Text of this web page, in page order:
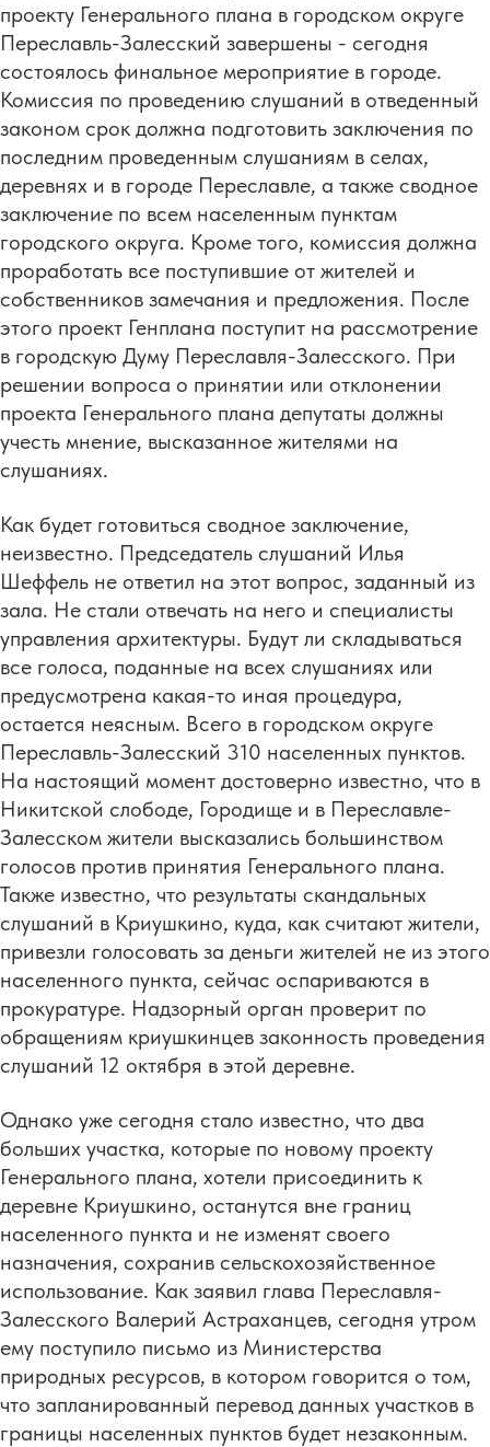
проекту Генерального плана в городском округе
Переславль-Залесский завершены - сегодня
состоялось финальное мероприятие в городе.
Комиссия по проведению слушаний в отведенный
законом срок должна подготовить заключения по
последним проведенным слушаниям в селах,
деревнях и в городе Переславле, а также сводное
заключение по всем населенным пунктам
городского округа. Кроме того, комиссия должна
проработать все поступившие от жителей и
собственников замечания и предложения. После
этого проект Генплана поступит на рассмотрение
в городскую Думу Переславля-Залесского. При
решении вопроса о принятии или отклонении
проекта Генерального плана депутаты должны
учесть мнение, высказанное жителями на
слушаниях.
Как будет готовиться сводное заключение,
неизвестно. Председатель слушаний Илья
Шеффель не ответил на этот вопрос, заданный из
зала. Не стали отвечать на него и специалисты
управления архитектуры. Будут ли складываться
все голоса, поданные на всех слушаниях или
предусмотрена какая-то иная процедура,
остается неясным. Всего в городском округе
Переславль-Залесский 310 населенных пунктов.
На настоящий момент достоверно известно, что в
Никитской слободе, Городище и в Переславле-
Залесском жители высказались большинством
голосов против принятия Генерального плана.
Также известно, что результаты скандальных
слушаний в Криушкино, куда, как считают жители,
привезли голосовать за деньги жителей не из этого
населенного пункта, сейчас оспариваются в
прокуратуре. Надзорный орган проверит по
обращениям криушкинцев законность проведения
слушаний 12 октября в этой деревне.
Однако уже сегодня стало известно, что два
больших участка, которые по новому проекту
Генерального плана, хотели присоединить к
деревне Криушкино, останутся вне границ
населенного пункта и не изменят своего
назначения, сохранив сельскохозяйственное
использование. Как заявил глава Переславля-
Залесского Валерий Астраханцев, сегодня утром
ему поступило письмо из Министерства
природных ресурсов, в котором говорится о том,
что запланированный перевод данных участков в
границы населенных пунктов будет незаконным.